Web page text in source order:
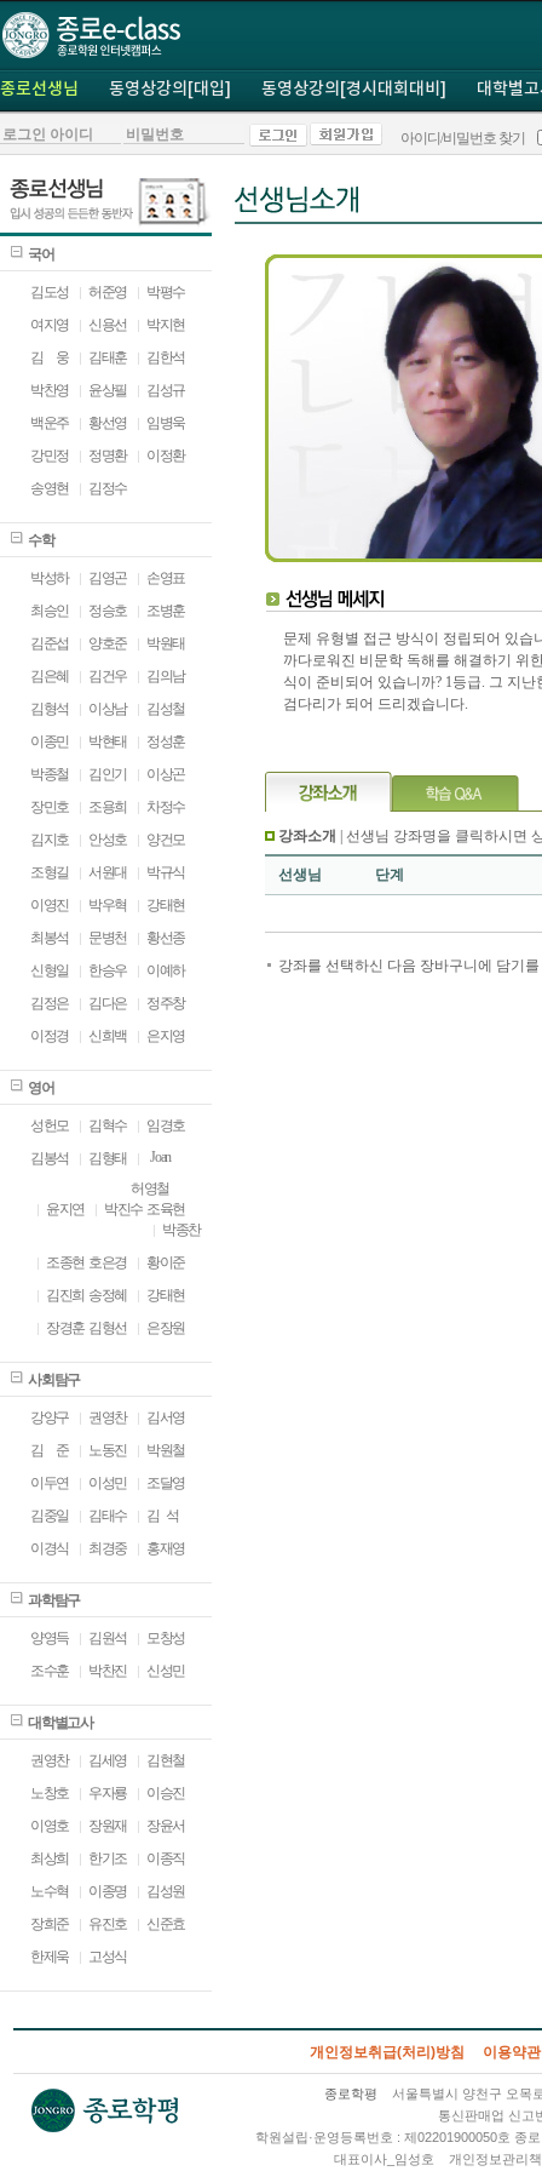
종로선생님 동영상강의[대입] 동영상강의[경시대회대비] 대학별
아이디/비밀번호 찾기
국어
김도성 허준영
박평수
여지영
신용선
박지현
김
웅 김태훈
김한석
박찬영
윤상필
김성규
백운주
황선영
임병욱
강민정
정명환
이정환
송영현
김정수
수학
박성하 김영곤
손영표
최승인
정승호
조병훈
김준섭
양호준
박원태
김은혜
김건우
김의남
김형석
이상남
김성철
이종민
박현태
정성훈
박종철
김인기
이상곤
장민호
조용희
차정수
김지호
안성호
양건모
조형길
서원대
박규식
이영진
박우혁
강태현
최봉석
문병천
황선종
신형일
한승우
이예하
김정은
김다은
정주창
이정경
신희백 은지영
영어
성헌모 김혁수
임경호
김봉석
김형태
Joan
허영철
윤지연
박진수 조육현
박종찬
조종현 호은경
황이준
김진희 송정혜
강태현
장경훈 김형선 은장원
사회탐구
강양구 권영찬
김서영
김
준 노동진
박원철
이두연
이성민
조달영
김중일
김태수
김 석
이경식
최경중 홍재영
과학탐구
양영득 김원석
모창성
조수훈
박찬진 신성민
대학별고사
권영찬 김세영
김현철
노창호
우자룡
이승진
이영호
장원재
장윤서
최상희
한기조
이종직
노수혁
이종명
김성원
장희준
유진호
신준효
한제욱
고성식
문제 유형별 접근 방식이 정립되어 있습
까다로워진 비문학 독해를 해결하기 위
식이 준비되어 있습니까? 1등급. 그 지난
검다리가 되어 드리겠습니다.
강좌소개 | 선생님 강좌명을 클릭하시면
선생님 단계
강좌를 선택하신 다음 장바구니에 담기
개인정보취급(처리)방침 이용약관
종로학평
서울특별시 양천구 오목
통신판매업 신고
학원설립·운영등록번호 : 제02201900050호 종
대표이사_임성호
개인정보관리